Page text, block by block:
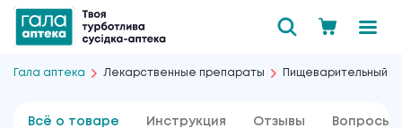
Гала аптека Лекарственные препараты Пищеварительный
Всё о товаре Инструкция Отзывы Вопросы